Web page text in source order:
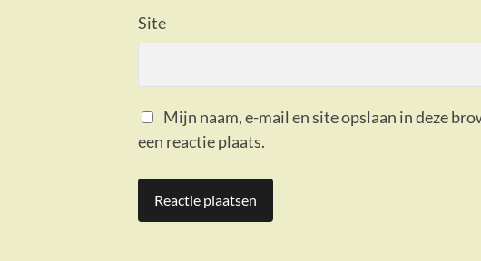
Site
Mijn naam, e-mail en site opslaan in deze
een reactie plaats.